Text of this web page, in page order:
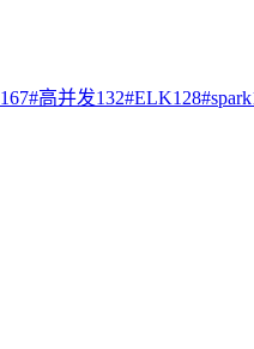
167#高并发132#ELK128#spark